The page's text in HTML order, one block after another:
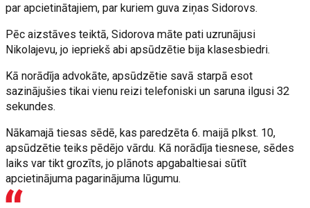
par apcietinātajiem, par kuriem guva ziņas Sidorovs.
Pēc aizstāves teiktā, Sidorova māte pati uzrunājusi
Nikolajevu, jo iepriekš abi apsūdzētie bija klasesbiedri.
Kā norādīja advokāte, apsūdzētie savā starpā esot
sazinājušies tikai vienu reizi telefoniski un saruna ilgusi 32
sekundes.
Nākamajā tiesas sēdē, kas paredzēta 6. maijā plkst. 10,
apsūdzētie teiks pēdējo vārdu. Kā norādīja tiesnese, sēdes
laiks var tikt grozīts, jo plānots apgabaltiesai sūtīt
apcietinājuma pagarinājuma lūgumu.